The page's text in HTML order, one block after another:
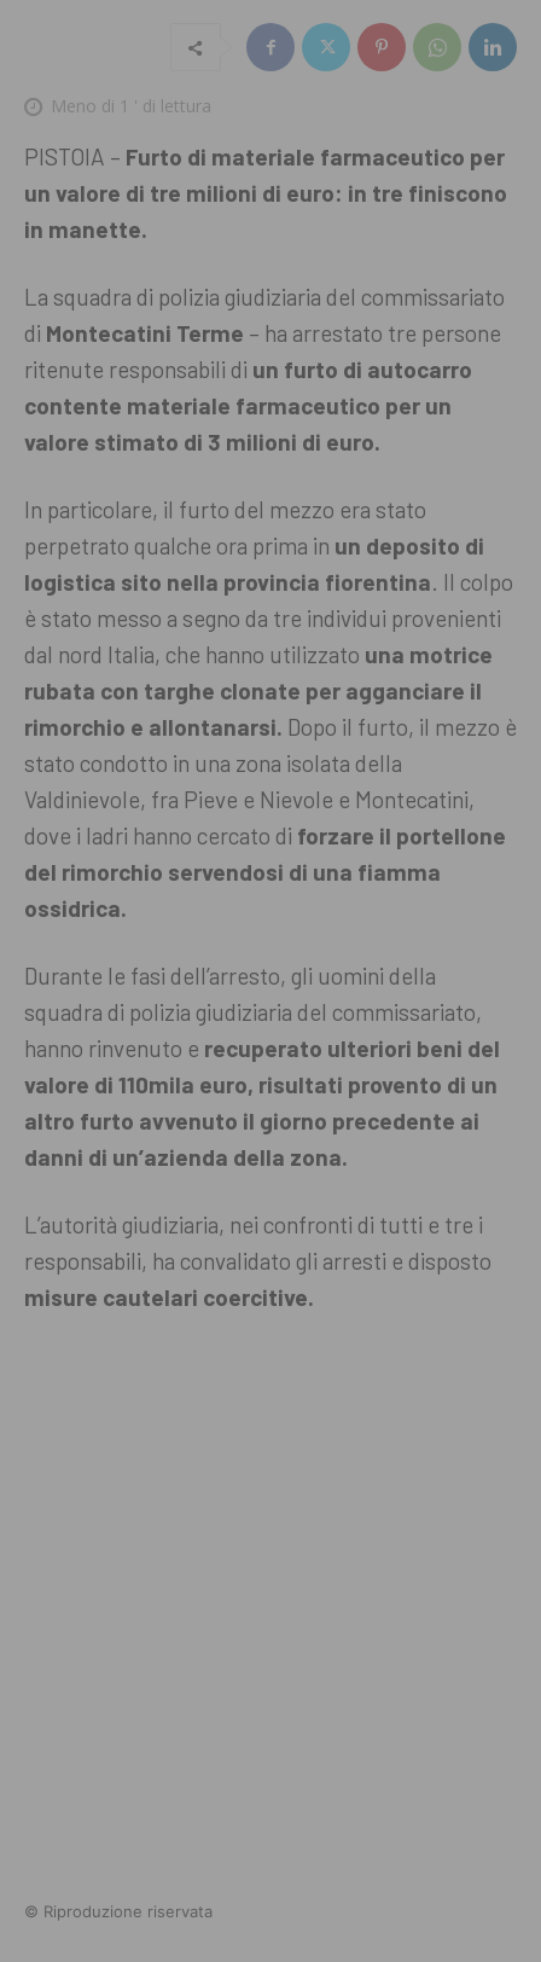
Meno di 1 ' di lettura
PISTOIA – Furto di materiale farmaceutico per
un valore di tre milioni di euro: in tre finiscono
in manette.
La squadra di polizia giudiziaria del commissariato
di Montecatini Terme – ha arrestato tre persone
ritenute responsabili di un furto di autocarro
contente materiale farmaceutico per un
valore stimato di 3 milioni di euro.
In particolare, il furto del mezzo era stato
perpetrato qualche ora prima in un deposito di
logistica sito nella provincia fiorentina . Il colpo
è stato messo a segno da tre individui provenienti
dal nord Italia, che hanno utilizzato una motrice
rubata con targhe clonate per agganciare il
rimorchio e allontanarsi. Dopo il furto, il mezzo è
stato condotto in una zona isolata della
Valdinievole, fra Pieve e Nievole e Montecatini,
dove i ladri hanno cercato di forzare il portellone
del rimorchio servendosi di una fiamma
ossidrica.
Durante le fasi dell’arresto, gli uomini della
squadra di polizia giudiziaria del commissariato,
hanno rinvenuto e recuperato ulteriori beni del
valore di 110mila euro, risultati provento di un
altro furto avvenuto il giorno precedente ai
danni di un’azienda della zona.
L’autorità giudiziaria, nei confronti di tutti e tre i
responsabili, ha convalidato gli arresti e disposto
misure cautelari coercitive.
© Riproduzione riservata